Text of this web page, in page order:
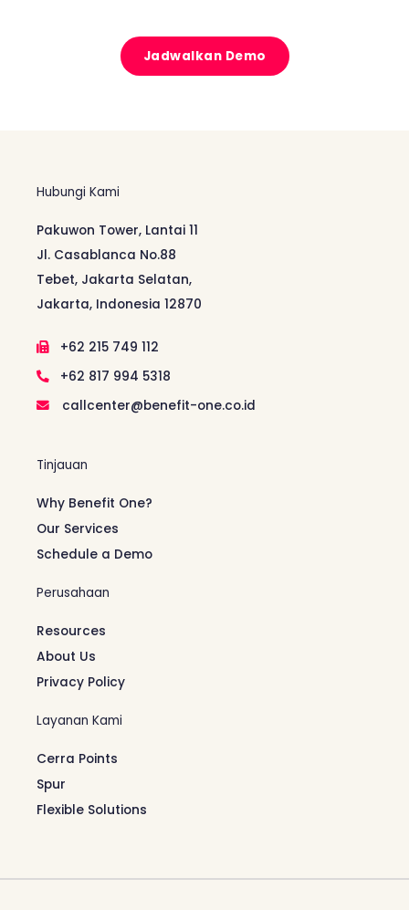
Jadwalkan Demo
Hubungi Kami
Pakuwon Tower, Lantai 11
Jl. Casablanca No.88
Tebet, Jakarta Selatan,
Jakarta, Indonesia 12870
+62 215 749 112
+62 817 994 5318
callcenter@benefit-one.co.id
Tinjauan
Why Benefit One?
Our Services
Schedule a Demo
Perusahaan
Resources
About Us
Privacy Policy
Layanan Kami
Cerra Points
Spur
Flexible Solutions